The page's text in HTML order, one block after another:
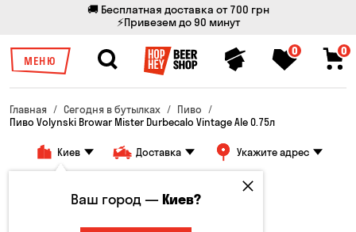
🚚 Бесплатная доставка от 700 грн
⚡Привезем до 90 минут
МЕНЮ
0 0
Главная Сегодня в бутылках
Пиво
Пиво Volynski Browar Mister Durbecalo Vintage Ale 0.75л
Киев Доставка Укажите адрес
Ваш город —Киев?